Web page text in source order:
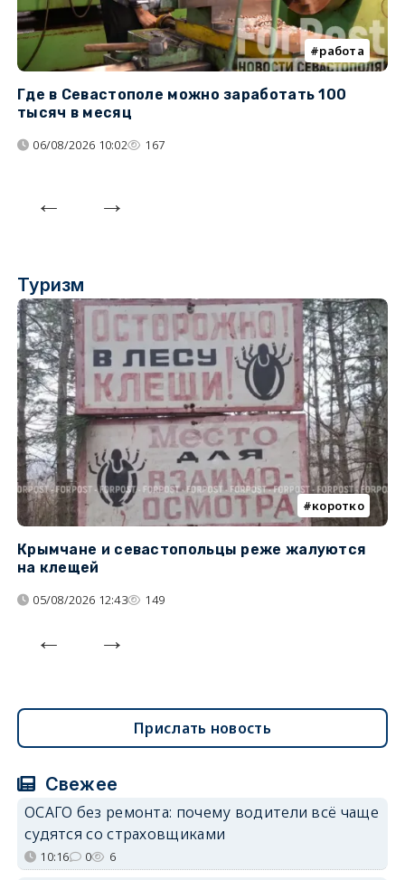
работа
Где в Севастополе можно заработать 100
тысяч в месяц
06/08/2026 10:02 167
Туризм
коротко
Крымчане и севастопольцы реже жалуются
на клещей
05/08/2026 12:43 149
Прислать новость
Свежее
ОСАГО без ремонта: почему водители всё чаще
судятся со страховщиками
10:16 0 6